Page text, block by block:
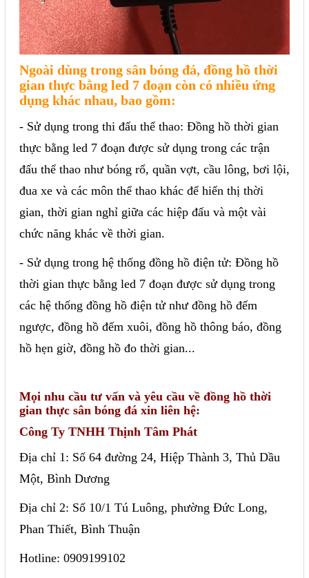
Ngoài dùng trong sân bóng đá, đồng hồ thời
gian thực bằng led 7 đoạn còn có nhiều ứng
dụng khác nhau, bao gồm:
- Sử dụng trong thi đấu thể thao: Đồng hồ thời gian
thực bằng led 7 đoạn được sử dụng trong các trận
đấu thể thao như bóng rổ, quần vợt, cầu lông, bơi lội,
đua xe và các môn thể thao khác để hiển thị thời
gian, thời gian nghỉ giữa các hiệp đấu và một vài
chức năng khác về thời gian.
- Sử dụng trong hệ thống đồng hồ điện tử: Đồng hồ
thời gian thực bằng led 7 đoạn được sử dụng trong
các hệ thống đồng hồ điện tử như đồng hồ đếm
ngược, đồng hồ đếm xuôi, đồng hồ thông báo, đồng
hồ hẹn giờ, đồng hồ đo thời gian...
Mọi nhu cầu tư vấn và yêu cầu về đồng hồ thời
gian thực sân bóng đá xin liên hệ:
Công Ty TNHH Thịnh Tâm Phát
Địa chỉ 1: Số 64 đường 24, Hiệp Thành 3, Thủ Dầu
Một, Bình Dương
Địa chỉ 2: Số 10/1 Tú Luông, phường Đức Long,
Phan Thiết, Bình Thuận
Hotline: 0909199102